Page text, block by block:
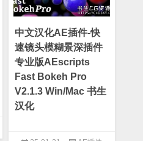
中文汉化AE插件-快
速镜头模糊景深插件
专业版AEscripts
Fast Bokeh Pro
V2.1.3 Win/Mac 书生
汉化